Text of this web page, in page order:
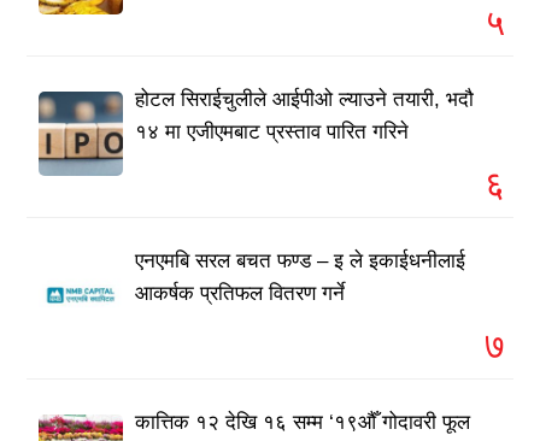
५
होटल सिराईचुलीले आईपीओ ल्याउने तयारी, भदौ
१४ मा एजीएमबाट प्रस्ताव पारित गरिने
६
एनएमबि सरल बचत फण्ड – इ ले इकाईधनीलाई
आकर्षक प्रतिफल वितरण गर्ने
७
कात्तिक १२ देखि १६ सम्म ‘१९औँ गोदावरी फूल